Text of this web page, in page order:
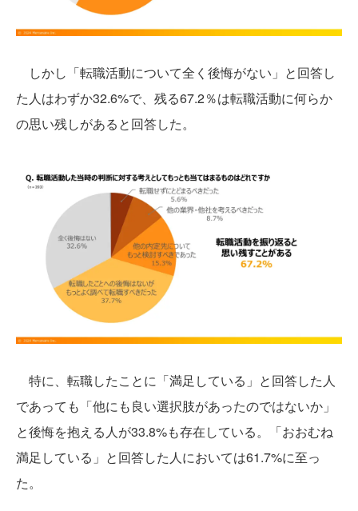
しかし「転職活動について全く後悔がない」と回答し
た人はわずか32.6%で、残る67.2％は転職活動に何らか
の思い残しがあると回答した。
特に、転職したことに「満足している」と回答した人
であっても「他にも良い選択肢があったのではないか」
と後悔を抱える人が33.8%も存在している。「おおむね
満足している」と回答した人においては61.7%に至っ
た。